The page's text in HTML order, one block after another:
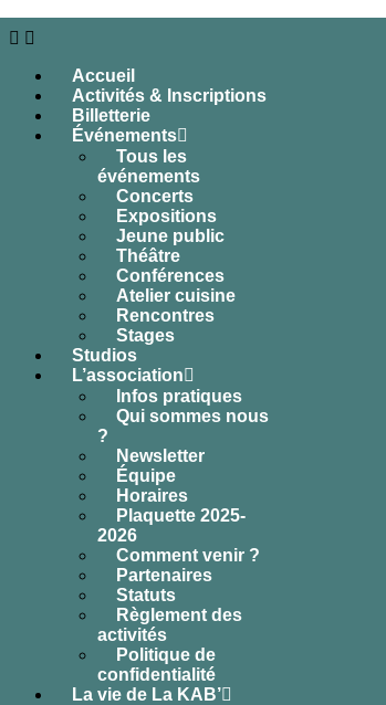
Accueil
Activités & Inscriptions
Billetterie
Événements
Tous les
événements
Concerts
Expositions
Jeune public
Théâtre
Conférences
Atelier cuisine
Rencontres
Stages
Studios
L’association
Infos pratiques
Qui sommes nous
?
Newsletter
Équipe
Horaires
Plaquette 2025-
2026
Comment venir ?
Partenaires
Statuts
Règlement des
activités
Politique de
confidentialité
La vie de La KAB’